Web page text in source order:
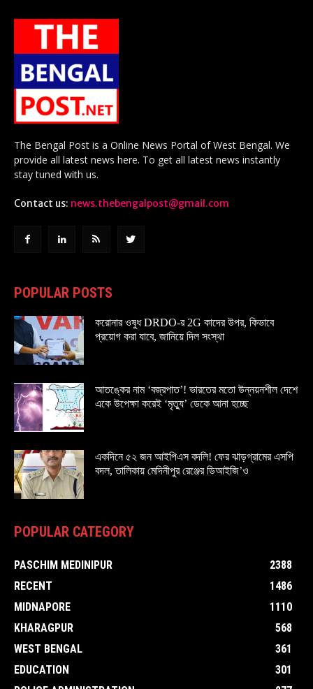
The Bengal Post is a Online News Portal of West Bengal. We
provide all latest news here. To get all latest news instantly
stay tuned with us.
Contact us: news.thebengalpost@gmail.com
POPULAR POSTS
করোনার ওষুধ DRDO-র 2G কাদের উপর, কিভাবে
প্রয়োগ করা যাবে, জানিয়ে দিল সংস্থা
আতঙ্কের নাম ‘বজ্রপাত’! ভারতের মতো উন্নয়নশীল দেশে
একে উপেক্ষা করেই ‘মৃত্যু’ ডেকে আনা হচ্ছে
একদিনে ৫২ জন আইপিএস বদলি! ফের ঝাড়গ্রামের এসপি
বদল, তালিকায় মেদিনীপুর রেঞ্জের ডিআইজি’ও
POPULAR CATEGORY
PASCHIM MEDINIPUR
2388
RECENT
1486
MIDNAPORE
1110
KHARAGPUR
568
WEST BENGAL
361
EDUCATION
301